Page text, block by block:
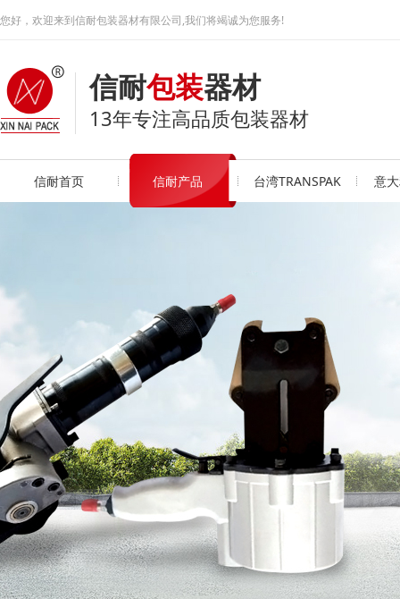
您好，欢迎来到信耐包装器材有限公司,我们将竭诚为您服务!
信耐包装器材
13年专注高品质包装器材
信耐首页 信耐产品 台湾TRANSPAK 意